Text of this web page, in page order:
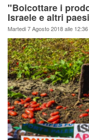
"Boicottare i
Israele e altri
Martedi 7 Agosto 2018 alle 12:36